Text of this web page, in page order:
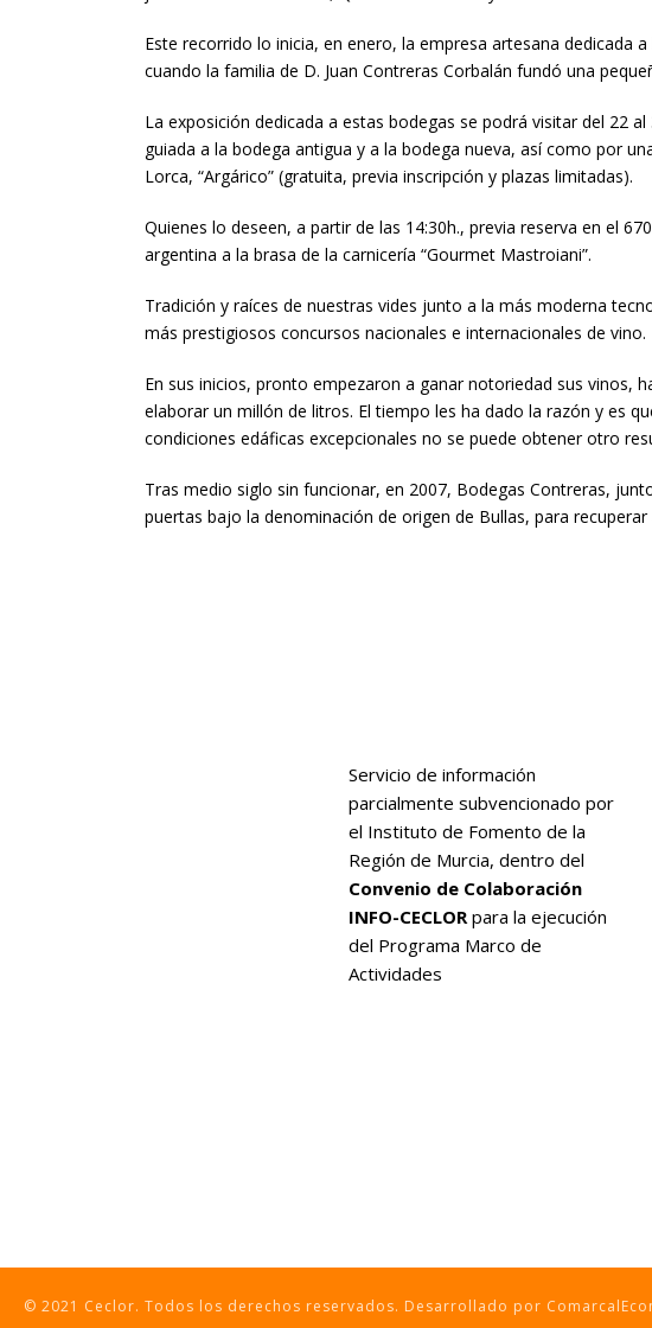
Este recorrido lo inicia, en enero, la empresa artesana dedicada
cuando la familia de D. Juan Contreras Corbalán fundó una
La exposición dedicada a estas bodegas se podrá visitar del 22
guiada a la bodega antigua y a la bodega nueva, así como por
Lorca, “Argárico” (gratuita, previa inscripción y plazas limitadas).
Quienes lo deseen, a partir de las 14:30h., previa reserva en el
argentina a la brasa de la carnicería “Gourmet Mastroiani”.
Tradición y raíces de nuestras vides junto a la más moderna
más prestigiosos concursos nacionales e internacionales de vino.
En sus inicios, pronto empezaron a ganar notoriedad sus vinos,
elaborar un millón de litros. El tiempo les ha dado la razón y es
condiciones edáficas excepcionales no se puede obtener otro
Tras medio siglo sin funcionar, en 2007, Bodegas Contreras,
puertas bajo la denominación de origen de Bullas, para
Servicio de información
parcialmente subvencionado por
el Instituto de Fomento de la
Región de Murcia, dentro del
Convenio de Colaboración
INFO-CECLOR para la ejecución
del Programa Marco de
Actividades
© 2021 Ceclor. Todos los derechos reservados. Desarrollado por